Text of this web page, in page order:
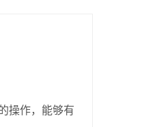
操作，能够有